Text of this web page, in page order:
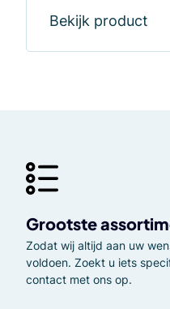
Bekijk product
Grootste
Zodat wij altijd aan uw
voldoen. Zoekt u iets
contact met ons op.